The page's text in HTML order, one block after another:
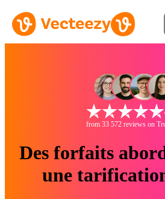
from 33 572 reviews on
Des forfaits
une